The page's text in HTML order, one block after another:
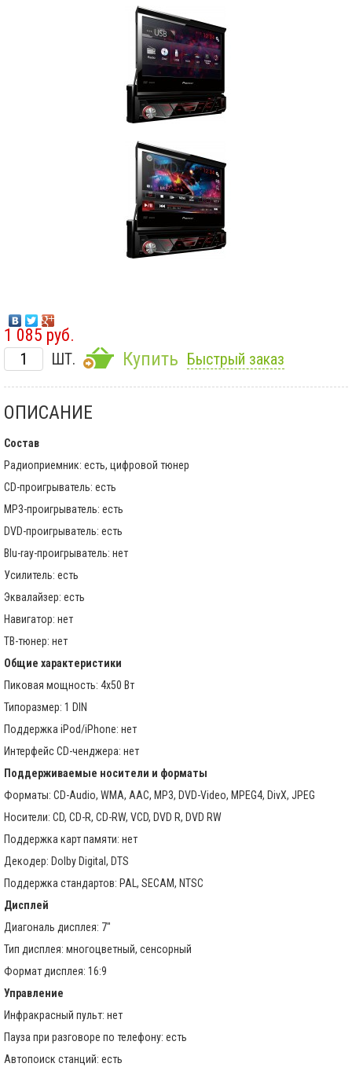
1 085 руб.
ШТ. Купить Быстрый заказ
ОПИСАНИЕ
Состав
Радиоприемник: есть, цифровой тюнер
CD-проигрыватель: есть
MP3-проигрыватель: есть
DVD-проигрыватель: есть
Blu-ray-проигрыватель: нет
Усилитель: есть
Эквалайзер: есть
Навигатор: нет
ТВ-тюнер: нет
Общие характеристики
Пиковая мощность: 4x50 Вт
Типоразмер: 1 DIN
Поддержка iPod/iPhone: нет
Интерфейс CD-ченджера: нет
Поддерживаемые носители и форматы
Форматы: CD-Audio, WMA, AAC, MP3, DVD-Video, MPEG4, DivX, JPEG
Носители: CD, CD-R, CD-RW, VCD, DVD R, DVD RW
Поддержка карт памяти: нет
Декодер: Dolby Digital, DTS
Поддержка стандартов: PAL, SECAM, NTSC
Дисплей
Диагональ дисплея: 7"
Тип дисплея: многоцветный, сенсорный
Формат дисплея: 16:9
Управление
Инфракрасный пульт: нет
Пауза при разговоре по телефону: есть
Автопоиск станций: есть